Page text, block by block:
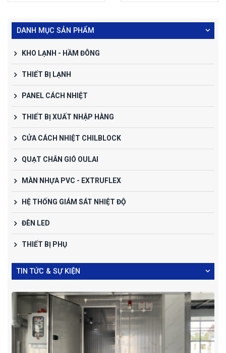
DANH MỤC SẢN PHẨM
KHO LẠNH - HẦM ĐÔNG
THIẾT BỊ LẠNH
PANEL CÁCH NHIỆT
THIẾT BỊ XUẤT NHẬP HÀNG
CỬA CÁCH NHIỆT CHILBLOCK
QUẠT CHẮN GIÓ OULAI
MÀN NHỰA PVC - EXTRUFLEX
HỆ THỐNG GIÁM SÁT NHIỆT ĐỘ
ĐÈN LED
THIẾT BỊ PHỤ
TIN TỨC & SỰ KIỆN